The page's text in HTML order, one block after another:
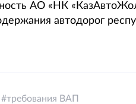
АО «НК
автодорог
требования ВАП